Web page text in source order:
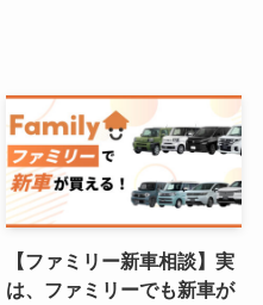
【ファミリー新車相談】実
は、ファミリーでも新車が